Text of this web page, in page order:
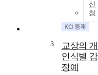
신
청
3
교상의 개
인식별 감
정예